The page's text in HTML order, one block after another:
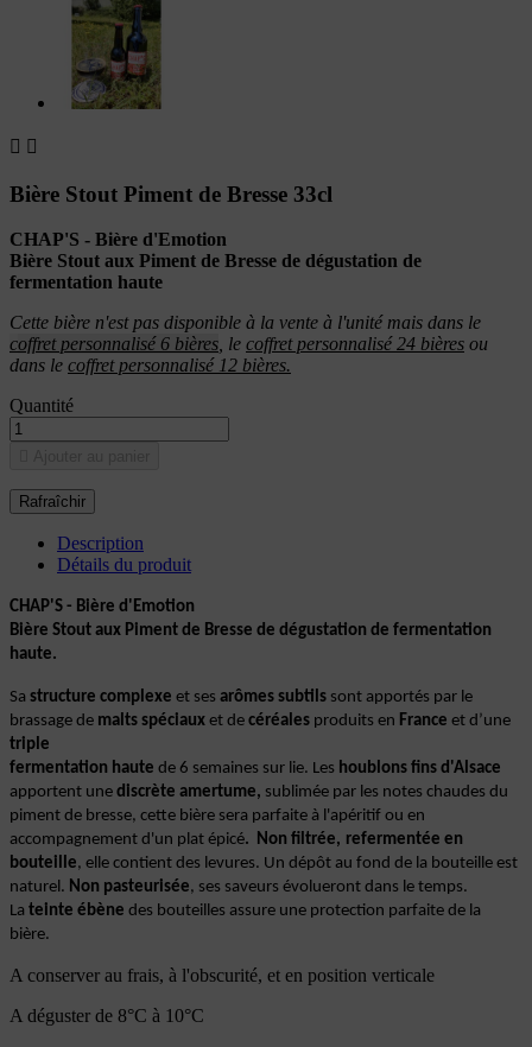
 
Bière Stout Piment de Bresse 33cl
CHAP'S - Bière d'Emotion
Bière Stout aux Piment de Bresse de dégustation de
fermentation haute
Cette bière n'est pas disponible à la vente à l'unité mais dans le
coffret personnalisé 6 bières, le coffret personnalisé 24 bières ou
dans le coffret personnalisé 12 bières.
Quantité
Description
Détails du produit
CHAP'S - Bière d'Emotion
Bière Stout aux Piment de Bresse de dégustation de fermentation
haute.
Sa structure complexe et ses arômes subtils sont apportés par le
brassage de malts spéciaux et de céréales produits en France et d’une
triple
fermentation haute de 6 semaines sur lie. Les houblons fins d'Alsace
apportent une discrète amertume, sublimée par les notes chaudes du
piment de bresse, cette bière sera parfaite à l'apéritif ou en
accompagnement d'un plat épicé. Non filtrée, refermentée en
bouteille, elle contient des levures. Un dépôt au fond de la bouteille est
naturel. Non pasteurisée, ses saveurs évolueront dans le temps.
La teinte ébène des bouteilles assure une protection parfaite de la
bière.
A conserver au frais, à l'obscurité, et en position verticale
A déguster de 8°C à 10°C